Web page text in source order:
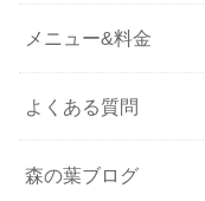
メニュー&料金
よくある質問
森の葉ブログ